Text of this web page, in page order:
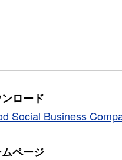
ロード
Social Business
ページ